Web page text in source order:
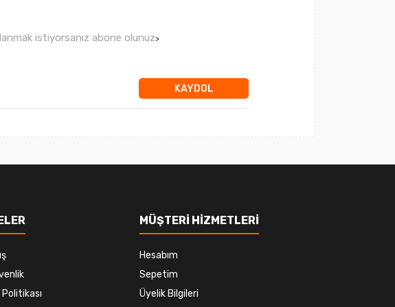
istiyorsanız abone olunuz>
KAYDOL
MÜŞTERİ HİZMETLERİ
Hesabım
Sepetim
Üyelik Bilgileri